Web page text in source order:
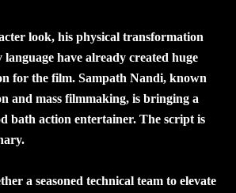
look, his physical transformation
language have already created huge
for the film. Sampath Nandi, known
and mass filmmaking, is bringing a
bath action entertainer. The script is
a seasoned technical team to elevate